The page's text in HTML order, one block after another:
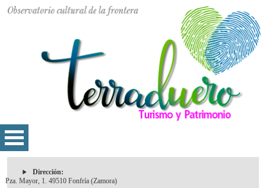
Dirección:
Pza. Mayor, 1. 49510 Fonfría (Zamora)